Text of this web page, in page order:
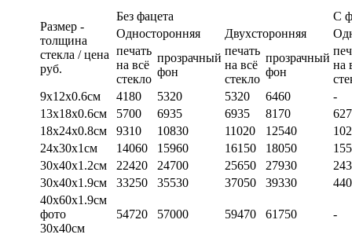
Размер -
толщина
стекла / цена
руб.
Без фацета
С
Односторонняя
Двухсторонняя
печать
на всё
стекло
прозрачный
фон
печать
на всё
стекло
прозрачный
фон
на
9х12х0.6см
4180 5320 5320 6460
-
13х18х0.6см
5700 6935 6935 8170
18х24х0.8см
9310 10830 11020 12540
24х30х1см
14060 15960 16150 18050
30х40х1.2см
22420 24700 25650 27930
30х40х1.9см
33250 35530 37050 39330
40х60х1.9см
фото
30х40см
54720 57000 59470 61750 -